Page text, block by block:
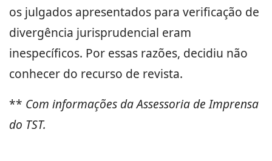
os julgados apresentados para verificação de
divergência jurisprudencial eram
inespecíficos. Por essas razões, decidiu não
conhecer do recurso de revista.
** Com informações da Assessoria de Imprensa
do TST.